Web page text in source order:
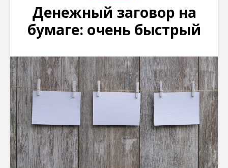
Денежный заговор на
бумаге: очень быстрый